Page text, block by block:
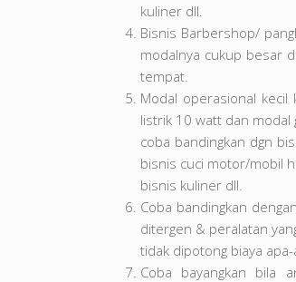
kuliner dll.
Bisnis Barbershop/
modalnya cukup besar
tempat.
Modal operasional
listrik 10 watt dan modal
coba bandingkan dgn
bisnis cuci motor/mobil
bisnis kuliner dll.
Coba bandingkan
ditergen & peralatan
tidak dipotong biaya
Coba bayangkan bila